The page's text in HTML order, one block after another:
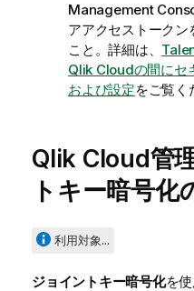
Management
アアクセストークン
こと。詳細は、
Qlik Cloudの間にセ
および設定をご覧く
Qlik Cloud管
トキー暗号化
利用対象...
ジョイントキー暗号化を使